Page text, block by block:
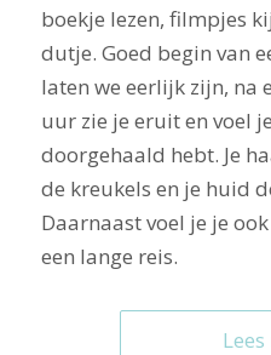
boekje lezen, filmpjes
dutje. Goed begin van
laten we eerlijk zijn, na
uur zie je eruit en voel
doorgehaald hebt. Je
de kreukels en je huid
Daarnaast voel je je
een lange reis.